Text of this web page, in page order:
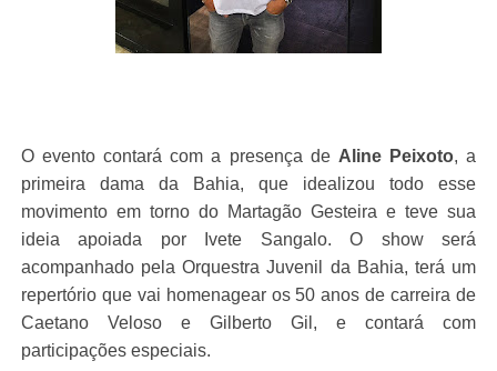
O evento contará com a presença de Aline Peixoto, a
primeira dama da Bahia, que idealizou todo esse
movimento em torno do Martagão Gesteira e teve sua
ideia apoiada por Ivete Sangalo. O show será
acompanhado pela Orquestra Juvenil da Bahia, terá um
repertório que vai homenagear os 50 anos de carreira de
Caetano Veloso e Gilberto Gil, e contará com
participações especiais.